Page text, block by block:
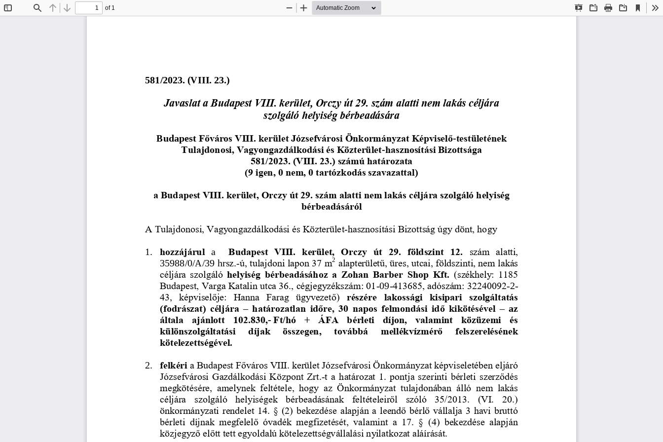
Find Previous
Next
of 1
Presentation
OpenPrint Download
Current
View
Zoom
Zoom
581/2023. (VIII. 23.)
Javaslat a Budapest VIII. kerület, Orczy út 29. szám alatti nem lakás céljára
szolgáló helyiség bérbeadására
Budapest Főváros VIII. kerület Józsefvárosi Önkormányzat Képviselő-testületének
Tulajdonosi, Vagyongazdálkodási és Közterület-hasznosítási Bizottsága
581/2023. (VIII. 23.) számú határozata
(9 igen, 0 nem, 0 tartózkodás szavazattal)
a Budapest VIII. kerület, Orczy út 29. szám alatti nem lakás céljára szolgáló helyiség
bérbeadásáról
A Tulajdonosi, Vagyongazdálkodási és Közterület-hasznosítási Bizottság úgy dönt, hogy
1. hozzájárul a Budapest  VIII.  kerület,  Orczy  út  29.  földszint  12.
szám  alatti,
35988/0/A/39 hrsz.-ú, tulajdoni lapon 37 m2 alapterületű, üres, utcai, földszinti, nem lakás
céljára  szolgáló helyiség  bérbeadásához  a  Zohan  Barber  Shop  Kft. (székhely:  1185
Budapest, Varga Katalin utca 36., cégjegyzékszám: 01 -09-413685, adószám: 32240092-2-
43,  képviselője:  Hanna  Farag  ügyvezető)
részére
lakossági  kisipari  szolgáltatás
(fodrászat)  céljára – határozatlan  időre,  30  napos  felmondási  idő  kikötésével – az
általa  ajánlott  102.830,- Ft/hó  +  ÁFA  bérleti  díjon,  valamint  közüzemi  és
különszolgáltatási   díjak   összegen,   továbbá   mellékvízmérő   felszerelésének
kötelezettségével.
2. felkéri a Budapest Főváros VIII. kerület Józsefvárosi Önkormányzat képviseletében eljáró
Józsefvárosi Gazdálkodási Központ Zrt.-t a határozat 1. pontja szerinti bérleti szerződés
megkötésére,  amelynek  feltétele,  hogy  az  Önkormányzat  tulajdonában  álló  nem  lakás
céljára  szolgáló  helyiségek  bérbeadásának  feltételeiről  szóló  35/2013.  (VI.  20.)
önkormányzati rendelet 14. § (2) bekezdése alapján a leendő bérlő vállalja 3 havi bruttó
bérleti  díjnak  megfelelő  óvadék  megfizetését,  valamint  a  17.  §  (4)  bekezdése  alapján
közjegyző előtt tett egyoldalú kötelezettségvállalási nyilatkozat aláírását.